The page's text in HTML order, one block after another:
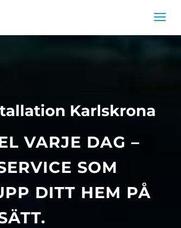
Karlskrona
VARJE DAG –
SOM
DITT HEM PÅ